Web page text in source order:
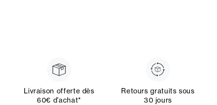
Livraison offerte dès
60€ d’achat*
Retours gratuits sous
30 jours